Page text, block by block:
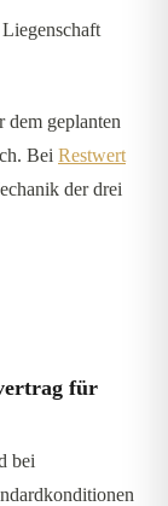
dem geplanten
Bei Restwert
der drei
für
bei